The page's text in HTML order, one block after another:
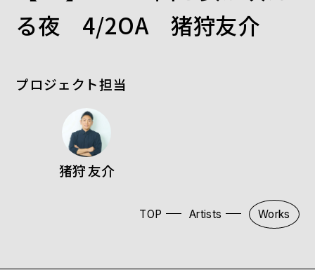
る夜 4/2OA 猪狩友介
プロジェクト担当
猪狩 友介
TOP Artists Works